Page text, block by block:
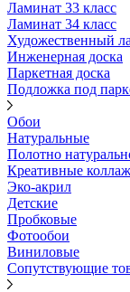
Ламинат 33 класс
Ламинат 34 класс
Художественный
Инженерная доска
Паркетная доска
Подложка под
Обои
Натуральные
Полотно
Креативные
Эко-акрил
Детские
Пробковые
Фотообои
Виниловые
Сопутствующие